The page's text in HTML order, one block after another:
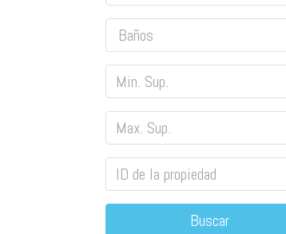
Baños
Buscar